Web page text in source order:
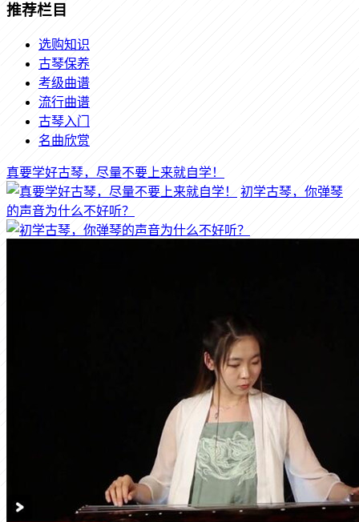
推荐栏目
选购知识
古琴保养
考级曲谱
流行曲谱
古琴入门
名曲欣赏
真要学好古琴，尽量不要上来就自学！
初学古琴，你弹琴
的声音为什么不好听？